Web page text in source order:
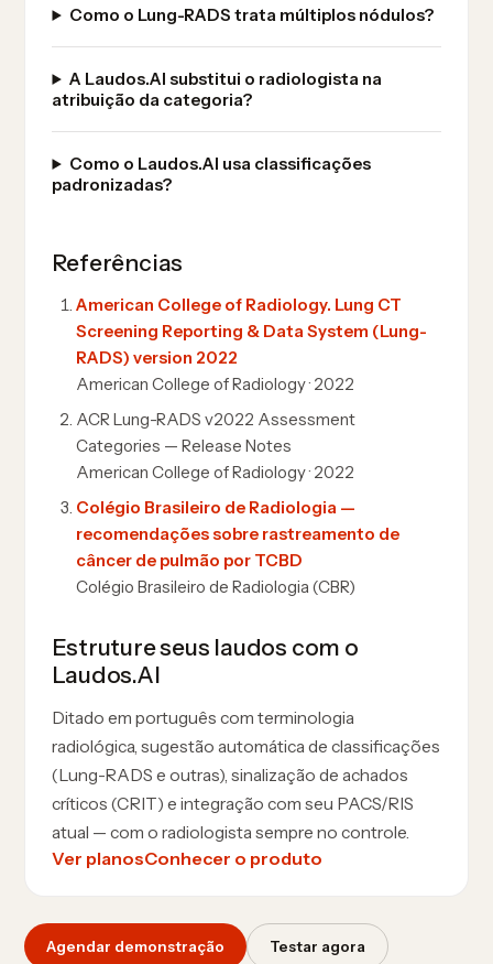
Como o Lung-RADS trata múltiplos nódulos?
A Laudos.AI substitui o radiologista na
atribuição da categoria?
Como o Laudos.AI usa classificações
padronizadas?
Referências
American College of Radiology. Lung CT
Screening Reporting & Data System (Lung-
RADS) version 2022
American College of Radiology · 2022
ACR Lung-RADS v2022 Assessment
Categories — Release Notes
American College of Radiology · 2022
Colégio Brasileiro de Radiologia —
recomendações sobre rastreamento de
câncer de pulmão por TCBD
Colégio Brasileiro de Radiologia (CBR)
Estruture seus laudos com o
Laudos.AI
Ditado em português com terminologia
radiológica, sugestão automática de classificações
(Lung-RADS e outras), sinalização de achados
críticos (CRIT) e integração com seu PACS/RIS
atual — com o radiologista sempre no controle.
Ver planosConhecer o produto
Agendar demonstração Testar agora